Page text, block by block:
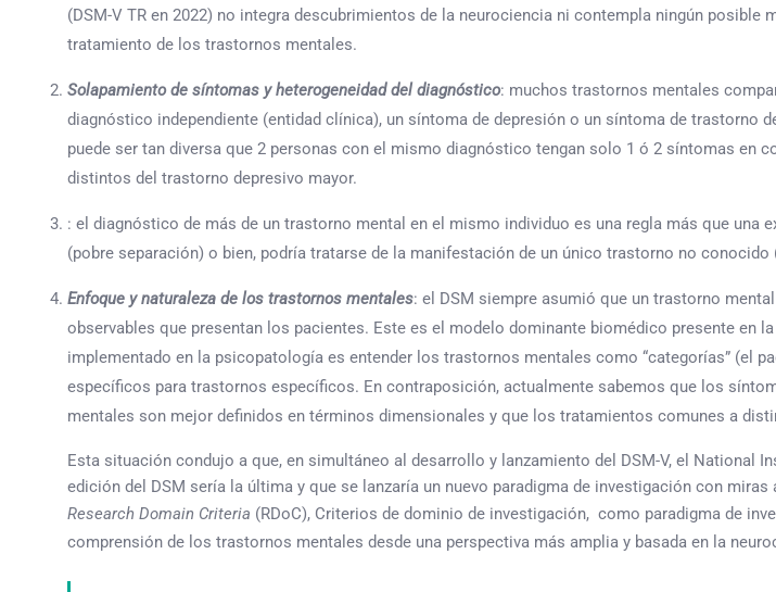
(DSM-V TR en 2022) no integra descubrimientos de la neurociencia ni contempla ningún
tratamiento de los trastornos mentales.
Solapamiento de síntomas y heterogeneidad del diagnóstico: muchos trastornos mentales
diagnóstico independiente (entidad clínica), un síntoma de depresión o un síntoma de
puede ser tan diversa que 2 personas con el mismo diagnóstico tengan solo 1 ó 2 síntomas en
distintos del trastorno depresivo mayor.
: el diagnóstico de más de un trastorno mental en el mismo individuo es una regla más que
(pobre separación) o bien, podría tratarse de la manifestación de un único trastorno no
Enfoque y naturaleza de los trastornos mentales: el DSM siempre asumió que un trastorno
observables que presentan los pacientes. Este es el modelo dominante biomédico presente en
implementado en la psicopatología es entender los trastornos mentales como “categorías” (el
específicos para trastornos específicos. En contraposición, actualmente sabemos que los
mentales son mejor definidos en términos dimensionales y que los tratamientos comunes a
Esta situación condujo a que, en simultáneo al desarrollo y lanzamiento del DSM-V, el
edición del DSM sería la última y que se lanzaría un nuevo paradigma de investigación con
Research Domain Criteria (RDoC), Criterios de dominio de investigación, como paradigma de
comprensión de los trastornos mentales desde una perspectiva más amplia y basada en la